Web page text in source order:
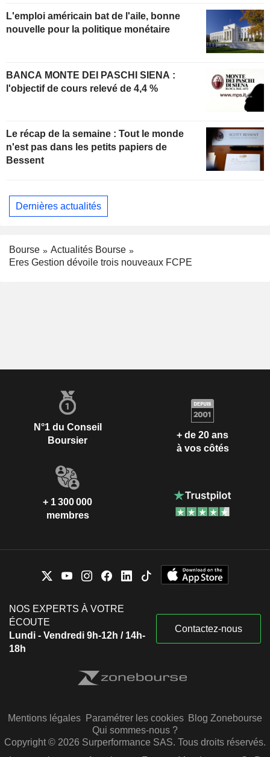
L'emploi américain bat de l'aile, bonne
nouvelle pour la politique monétaire
BANCA MONTE DEI PASCHI SIENA :
l'objectif de cours relevé de 4,4 %
Le récap de la semaine : Tout le monde
n'est pas dans les petits papiers de
Bessent
Dernières actualités
Bourse
Actualités Bourse
Eres Gestion dévoile trois nouveaux FCPE
N°1 du Conseil
Boursier
+ de 20 ans
à vos côtés
+ 1 300 000
membres
NOS EXPERTS À VOTRE
ÉCOUTE
Lundi - Vendredi 9h-12h / 14h-
18h
Contactez-nous
Mentions légales Paramétrer les cookies Blog Zonebourse
Qui sommes-nous ?
Copyright © 2026 Surperformance SAS. Tous droits réservés.